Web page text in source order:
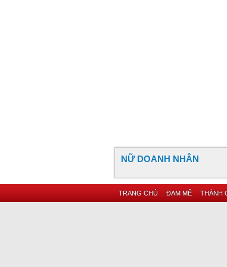
NỮ DOANH NHÂN
TRANG CHỦ ĐAM MÊ THÀNH